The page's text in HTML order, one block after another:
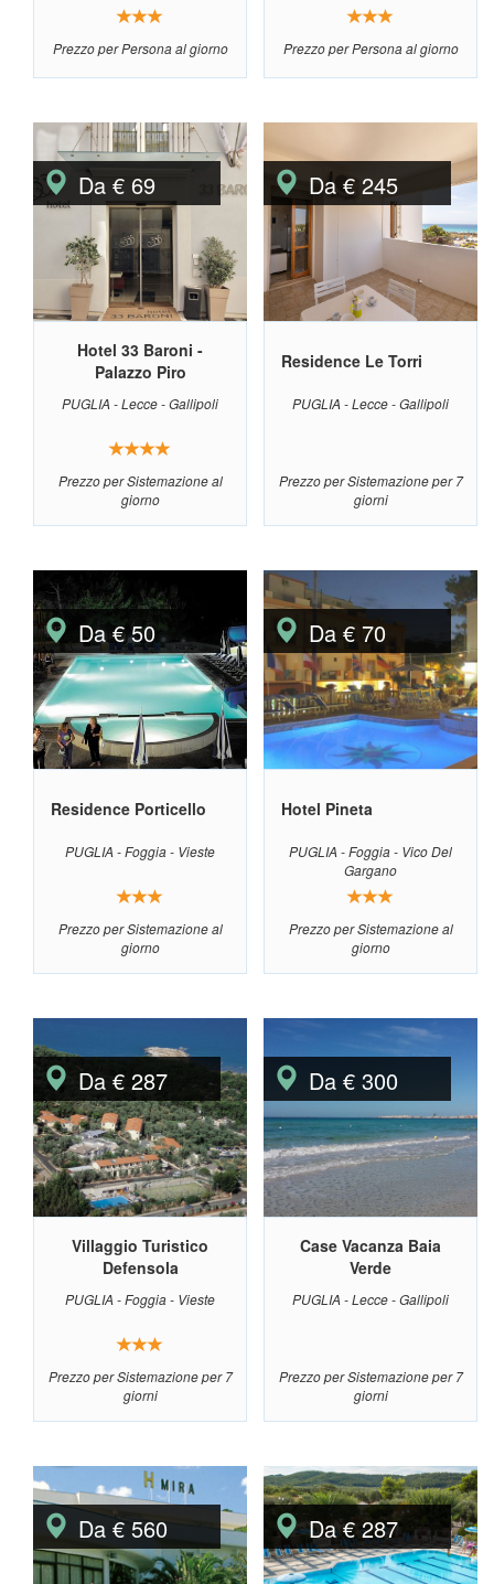
Prezzo per Persona al giorno Prezzo per Persona al giorno
Da € 69
Hotel 33 Baroni -
Palazzo Piro
PUGLIA - Lecce - Gallipoli
Prezzo per Sistemazione al
giorno
Da € 245
Residence Le Torri
PUGLIA - Lecce - Gallipoli
Prezzo per Sistemazione per 7
giorni
Da € 50
Residence Porticello
PUGLIA - Foggia - Vieste
Prezzo per Sistemazione al
giorno
Da € 70
Hotel Pineta
PUGLIA - Foggia - Vico Del
Gargano
Prezzo per Sistemazione al
giorno
Da € 287
Villaggio Turistico
Defensola
PUGLIA - Foggia - Vieste
Prezzo per Sistemazione per 7
giorni
Da € 300
Case Vacanza Baia
Verde
PUGLIA - Lecce - Gallipoli
Prezzo per Sistemazione per 7
giorni
Da € 560 Da € 287